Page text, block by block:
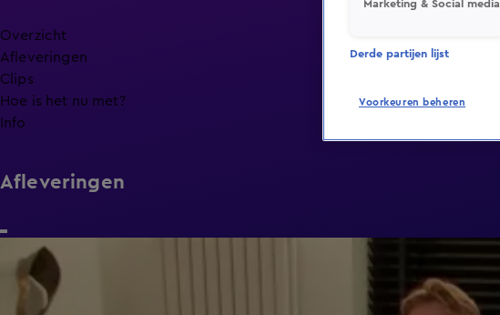
Overzicht
Afleveringen
Clips
Hoe is het nu met?
Info
Afleveringen
Marketing & Social media
Derde partijen lijst
Voorkeuren beheren